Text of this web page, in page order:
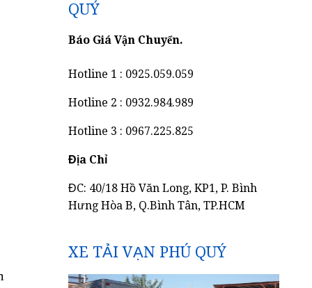
QUÝ
Báo Giá Vận Chuyển.
Hotline 1 : 0925.059.059
Hotline 2 : 0932.984.989
Hotline 3 : 0967.225.825
Địa Chỉ
ĐC: 40/18 Hồ Văn Long, KP1, P. Bình
Hưng Hòa B, Q.Bình Tân, TP.HCM
XE TẢI VẠN PHÚ QUÝ